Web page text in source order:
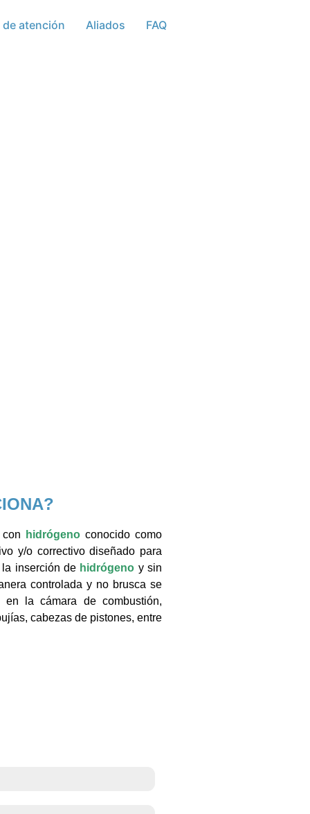
atención Aliados FAQ
hidrógeno conocido como
y/o correctivo diseñado para
la inserción de hidrógeno y sin
controlada y no brusca se
la cámara de combustión,
cabezas de pistones, entre